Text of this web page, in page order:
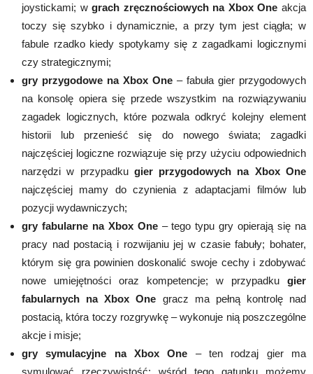
joystickami; wgrach zręcznościowych na Xbox One akcja
toczy się szybko i dynamicznie, a przy tym jest ciągła; w
fabule rzadko kiedy spotykamy się z zagadkami logicznymi
czy strategicznymi;
gry przygodowe na Xbox One – fabuła gier przygodowych
na konsolę opiera się przede wszystkim na rozwiązywaniu
zagadek logicznych, które pozwala odkryć kolejny element
historii lub przenieść się do nowego świata; zagadki
najczęściej logiczne rozwiązuje się przy użyciu odpowiednich
narzędzi w przypadku gier przygodowych na Xbox One
najczęściej mamy do czynienia z adaptacjami filmów lub
pozycji wydawniczych;
gry fabularne na Xbox One– tego typu gry opierają się na
pracy nad postacią i rozwijaniu jej w czasie fabuły; bohater,
którym się gra powinien doskonalić swoje cechy i zdobywać
nowe umiejętności oraz kompetencje; w przypadku gier
fabularnych na Xbox One gracz ma pełną kontrolę nad
postacią, która toczy rozgrywkę – wykonuje nią poszczególne
akcje i misje;
gry symulacyjne na Xbox One – ten rodzaj gier ma
symulować rzeczywistość; wśród tego gatunku możemy